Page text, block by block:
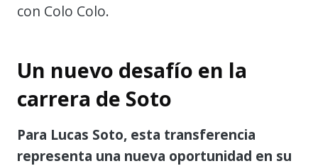
con Colo Colo.
Un nuevo desafío en la
carrera de Soto
Para Lucas Soto, esta transferencia
representa una nueva oportunidad en su